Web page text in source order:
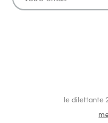
le dilettante